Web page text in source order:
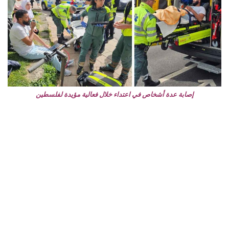
إصابة عدة أشخاص في اعتداء خلال فعالية مؤيدة لفلسطين